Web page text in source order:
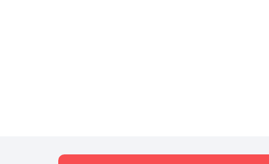
19 ноября, День Ракетных Войск и